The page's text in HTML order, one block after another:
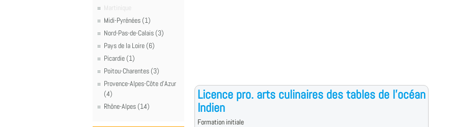
Martinique
Midi-Pyrénées (1)
Nord-Pas-de-Calais (3)
Pays de la Loire (6)
Picardie (1)
Poitou-Charentes (3)
Provence-Alpes-Côte d'Azur
(4)
Rhône-Alpes (14)
Licence pro. arts culinaires des tables de l'océan
Indien
Formation initiale